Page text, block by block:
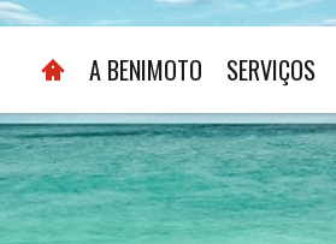
A BENIMOTO SERVIÇOS